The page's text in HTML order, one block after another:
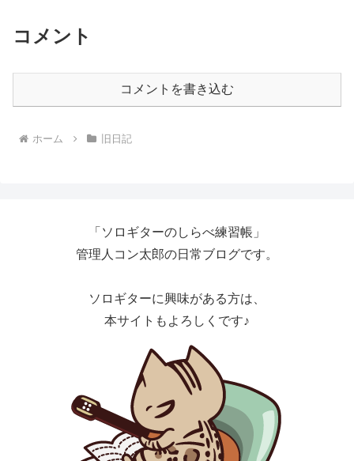
コメント
コメントを書き込む
ホーム 旧日記
「ソロギターのしらべ練習帳」
管理人コン太郎の日常ブログです。
ソロギターに興味がある方は、
本サイトもよろしくです♪